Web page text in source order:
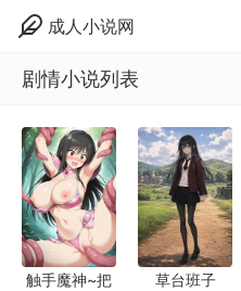
成人小说网
剧情小说列表
触手魔神~把
草台班子